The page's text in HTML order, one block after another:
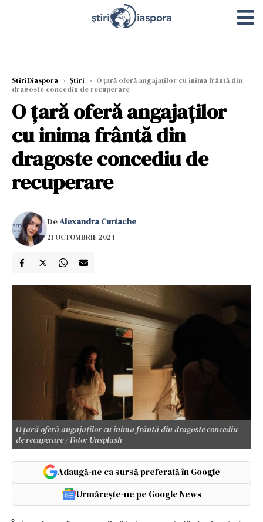
StiriDiaspora › Știri › O țară oferă angajaților cu inima frântă din
dragoste concediu de recuperare
O țară oferă angajaților
cu inima frântă din
dragoste concediu de
recuperare
DeAlexandra Curtache
21 OCTOMBRIE 2024
O țară oferă angajaților cu inima frântă din dragoste concediu
de recuperare / Foto: Unsplash
Adaugă-ne ca sursă preferată în Google
Urmărește-ne pe Google News